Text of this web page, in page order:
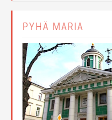
PYHÄ MARIA